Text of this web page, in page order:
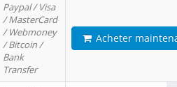
Paypal / Visa
/ MasterCard
/ Webmoney
/ Bitcoin /
Bank
Transfer
Acheter